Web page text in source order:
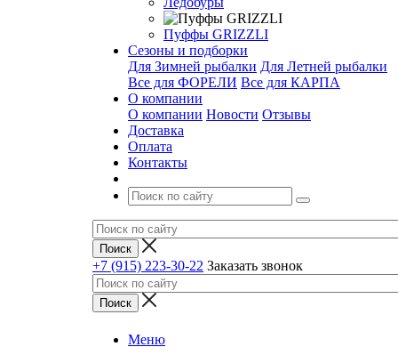
Пуффы GRIZZLI
Сезоны и подборки
Для Зимней рыбалки Для Летней рыбалки
Все для ФОРЕЛИ Все для КАРПА
О компании
О компании Новости Отзывы
Доставка
Оплата
Контакты
+7 (915) 223-30-22 Заказать звонок
Меню